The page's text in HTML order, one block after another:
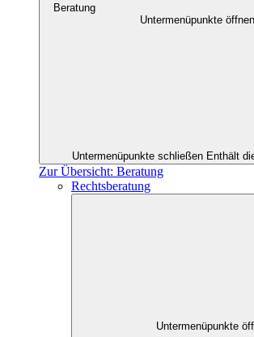
Beratung
Untermenüpunkte öffnen
Untermenüpunkte schließen Enthält
Zur Übersicht: Beratung
Rechtsberatung
Untermenüpunkte